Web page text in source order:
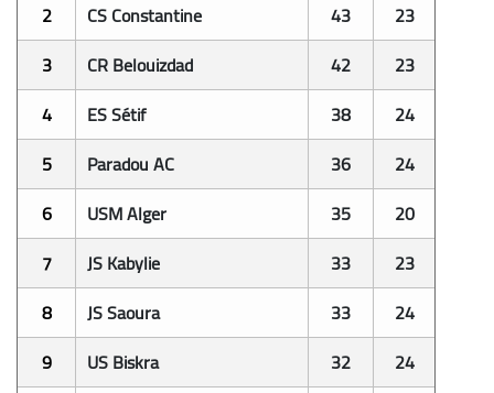
2
CS Constantine 43
23
3
CR Belouizdad 42
23
4
ES Sétif 38
24
5
Paradou AC 36
24
6
USM Alger 35
20
7
JS Kabylie 33
23
8
JS Saoura 33
24
9
US Biskra 32
24